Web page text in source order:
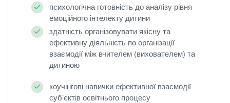
психологічна готовність до аналізу рівня
емоційного інтелекту дитини
здатність організовувати якісну та
ефективну діяльність по організації
взаємодії між вчителем (вихователем) та
дитиною
коучінгові навички ефективної взаємодії
суб’єктів освітнього процесу